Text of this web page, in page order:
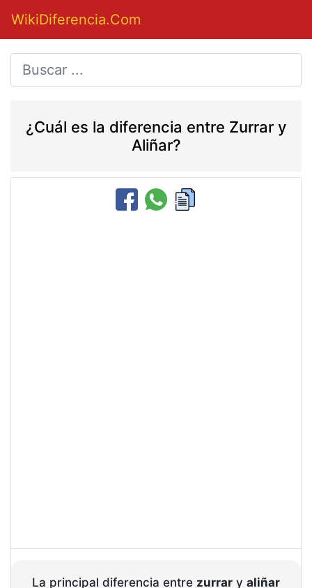
WikiDiferencia.Com
¿Cuál es la diferencia entre Zurrar y
Aliñar?
La principal diferencia entre zurrar y aliñar